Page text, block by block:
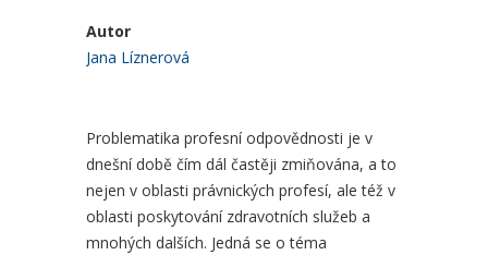
Autor
Jana Líznerová
Problematika profesní odpovědnosti je v
dnešní době čím dál častěji zmiňována, a to
nejen v oblasti právnických profesí, ale též v
oblasti poskytování zdravotních služeb a
mnohých dalších. Jedná se o téma